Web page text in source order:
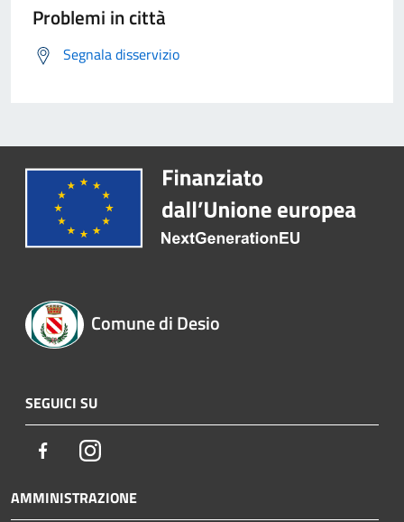
Problemi in città
Segnala disservizio
Comune di Desio
SEGUICI SU
FacebookInstagram
AMMINISTRAZIONE